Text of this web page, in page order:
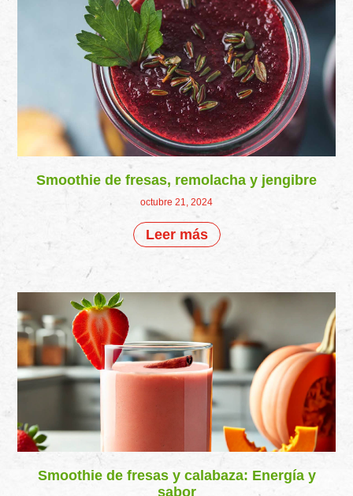
Smoothie de fresas, remolacha y jengibre
octubre 21, 2024
Leer más
Smoothie de fresas y calabaza: Energía y
sabor